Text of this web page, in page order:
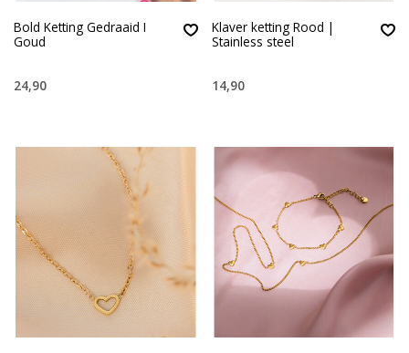
Bold Ketting Gedraaid I
Goud
24,90
Klaver ketting Rood |
Stainless steel
14,90